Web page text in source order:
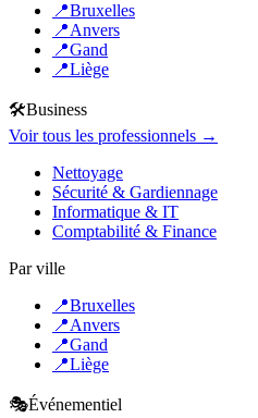
📍Bruxelles
📍Anvers
📍Gand
📍Liège
🛠️Business
Voir tous les professionnels →
Nettoyage
Sécurité & Gardiennage
Informatique & IT
Comptabilité & Finance
Par ville
📍Bruxelles
📍Anvers
📍Gand
📍Liège
🎭Événementiel